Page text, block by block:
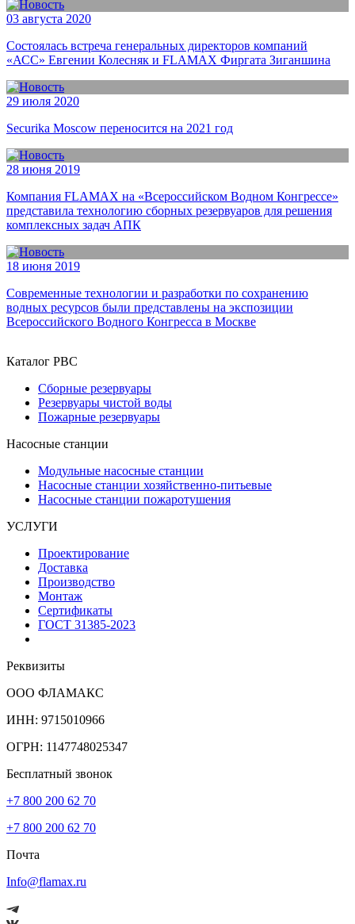
03 августа 2020
Состоялась встреча генеральных директоров компаний
«АСС» Евгении Колесняк и FLAMAX Фиргата Зиганшина
29 июля 2020
Securika Moscow переносится на 2021 год
28 июня 2019
Компания FLAMAX на «Всероссийском Водном Конгрессе»
представила технологию сборных резервуаров для решения
комплексных задач АПК
18 июня 2019
Современные технологии и разработки по сохранению
водных ресурсов были представлены на экспозиции
Всероссийского Водного Конгресса в Москве
Каталог РВС
Сборные резервуары
Резервуары чистой воды
Пожарные резервуары
Насосные станции
Модульные насосные станции
Насосные станции хозяйственно-питьевые
Насосные станции пожаротушения
УСЛУГИ
Проектирование
Доставка
Производство
Монтаж
Сертификаты
ГОСТ 31385-2023
Реквизиты
ООО ФЛАМАКС
ИНН: 9715010966
ОГРН: 1147748025347
Бесплатный звонок
+7 800 200 62 70
+7 800 200 62 70
Почта
Info@flamax.ru